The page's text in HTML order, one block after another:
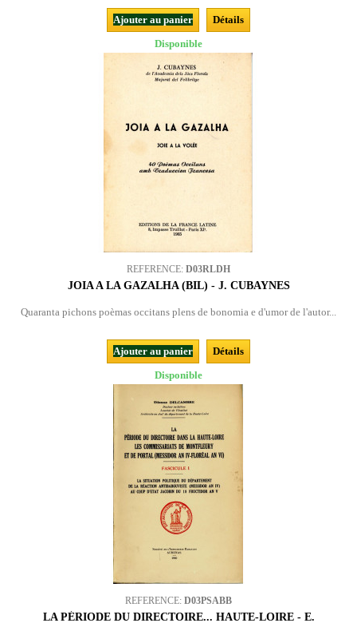
Ajouter au panier
Détails
Disponible
REFERENCE: D03RLDH
JOIA A LA GAZALHA (BIL) - J. CUBAYNES
Quaranta pichons poèmas occitans plens de bonomia e d'umor de l'autor...
Ajouter au panier
Détails
Disponible
REFERENCE: D03PSABB
LA PÉRIODE DU DIRECTOIRE... HAUTE-LOIRE - E.